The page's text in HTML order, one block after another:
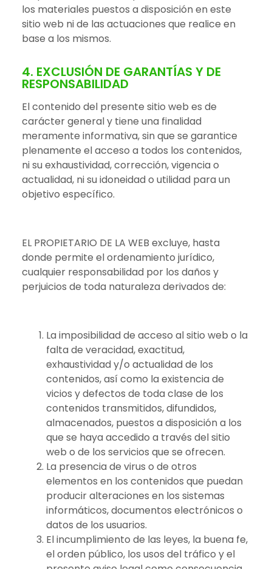
los materiales puestos a disposición en este
sitio web ni de las actuaciones que realice en
base a los mismos.
4. EXCLUSIÓN DE GARANTÍAS Y DE
RESPONSABILIDAD
El contenido del presente sitio web es de
carácter general y tiene una finalidad
meramente informativa, sin que se garantice
plenamente el acceso a todos los contenidos,
ni su exhaustividad, corrección, vigencia o
actualidad, ni su idoneidad o utilidad para un
objetivo específico.
EL PROPIETARIO DE LA WEB excluye, hasta
donde permite el ordenamiento jurídico,
cualquier responsabilidad por los daños y
perjuicios de toda naturaleza derivados de:
La imposibilidad de acceso al sitio web o la
falta de veracidad, exactitud,
exhaustividad y/o actualidad de los
contenidos, así como la existencia de
vicios y defectos de toda clase de los
contenidos transmitidos, difundidos,
almacenados, puestos a disposición a los
que se haya accedido a través del sitio
web o de los servicios que se ofrecen.
La presencia de virus o de otros
elementos en los contenidos que puedan
producir alteraciones en los sistemas
informáticos, documentos electrónicos o
datos de los usuarios.
El incumplimiento de las leyes, la buena fe,
el orden público, los usos del tráfico y el